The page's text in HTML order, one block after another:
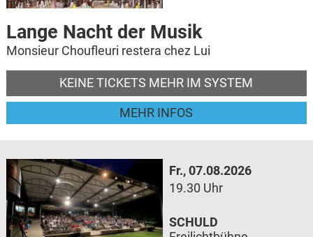
Lange Nacht der Musik
Monsieur Choufleuri restera chez Lui
KEINE TICKETS MEHR IM SYSTEM
MEHR INFOS
Fr., 07.08.2026
19.30 Uhr
SCHULD